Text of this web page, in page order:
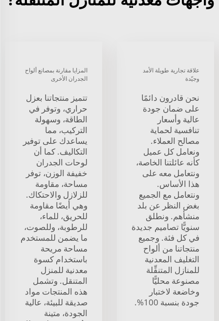
علاقة تجارية طويلة الأمد
وجيّدة
نحن قادرون دائمًا
على ضمان جودة
عالية وأسعار
تنافسية لحماية
مصالح العملاء.
ونعامل كل عميل
كأنه عائلتنا الخاصة،
ونتعامل معه على
هذا الأساس.
ونتعامل مع الجميع
بغض النظر عن بلد
منشأهم. ونطلق
سنويًّا تصاميم جديدة
في كل فئة. وجميع
منتجاتنا من ألواح
التغليف المعدنية
للمنازل المتنقِّلة
مصنوعة محليًّا
وخاضعة لاختبار
جودة بنسبة 100%.
المزايا مقارنة بمصانع ألواح
الجدران الأخرى
تتميز منتجاتنا بعزل
حراري، وتوفر في
الطاقة، وسهولة
التركيب، مما
يساعدك على توفير
التكاليف. كما أن
لوحات الجدران
خفيفة الوزن، توفر
مساحة، مقاومة
للزلازل والاحتكاك.
وهي أيضًا مقاومة
للحريق، للماء،
للرطوبة، وللصوت،
ما يضمن للمستخدم
مساحة مريحة
باستخدام كسوة
معدنية للمنزل
المتنقل. وتشمل
هذه المنتجات مواد
صديقة للبيئة، عالية
الجودة، متينة